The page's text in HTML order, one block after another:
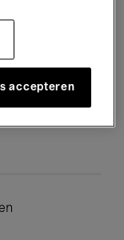
accepteren